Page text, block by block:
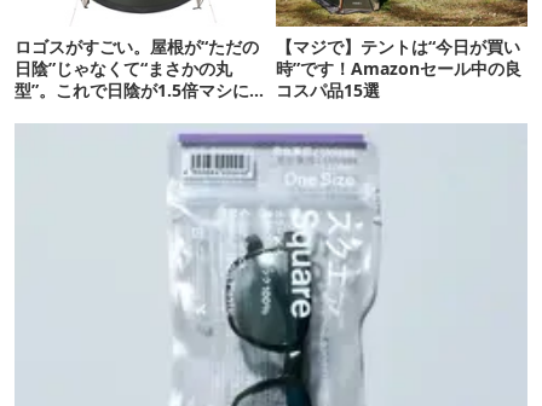
ロゴスがすごい。屋根が“ただの
日陰”じゃなくて“まさかの丸
型”。これで日陰が1.5倍マシに
【マジで】テントは“今日が買い
時”です！Amazonセール中の良
コスパ品15選